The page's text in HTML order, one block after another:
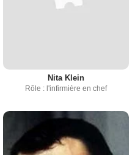
Nita Klein
Rôle : l'infirmière en chef